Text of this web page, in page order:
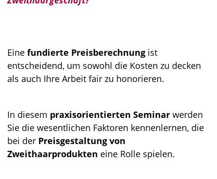
Eine fundierte Preisberechnung ist
entscheidend, um sowohl die Kosten zu decken
als auch Ihre Arbeit fair zu honorieren.
In diesem praxisorientierten Seminar werden
Sie die wesentlichen Faktoren kennenlernen, die
bei der Preisgestaltung von
Zweithaarprodukten eine Rolle spielen.